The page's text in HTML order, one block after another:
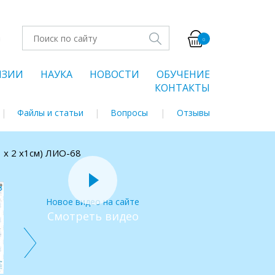
0
НАУКА НОВОСТИ
ОБУЧЕНИЕ
КОНТАКТЫ
Файлы и статьи Вопросы Отзывы
х 2 х1см) ЛИО-68
Смотреть видео
Новое видео на сайте